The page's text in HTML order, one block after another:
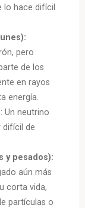
lo hace difícil
pero
de los
en rayos
energía.
: Un neutrino
difícil de
y pesados):
aún más
corta vida,
partículas o